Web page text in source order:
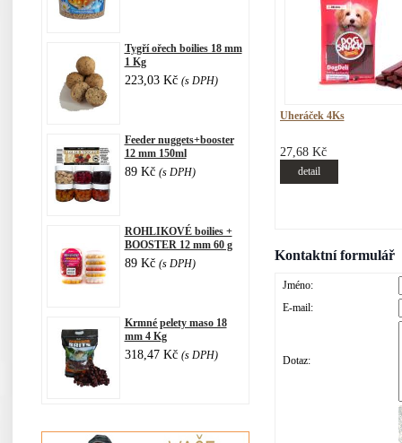
Tygří ořech boilies 18 mm
1 Kg
223,03 Kč (s DPH)
Feeder nuggets+booster
12 mm 150ml
89 Kč (s DPH)
ROHLIKOVÉ boilies +
BOOSTER 12 mm 60 g
89 Kč (s DPH)
Krmné pelety maso 18
mm 4 Kg
318,47 Kč (s DPH)
Uheráček 4Ks
27,68 Kč
detail
Kontaktní formulář
Jméno:
E-mail:
Dotaz: